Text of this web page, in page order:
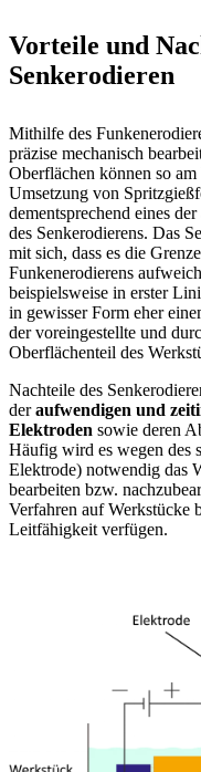
Vorteile und
Senkerodieren
Mithilfe des
präzise mechanisch
Oberflächen können so
Umsetzung von
dementsprechend eines
des Senkerodierens. Das
mit sich, dass es die
Funkenerodierens
beispielsweise in erster
in gewisser Form eher
der voreingestellte und
Oberflächenteil des
Nachteile des
deraufwendigen und
Elektroden sowie deren
Häufig wird es wegen des
Elektrode) notwendig das
bearbeiten bzw.
Verfahren auf Werkstücke
Leitfähigkeit verfügen.